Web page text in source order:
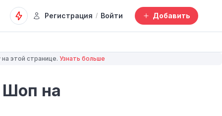
Регистрация / Войти Добавить
этой странице. Узнать больше
на